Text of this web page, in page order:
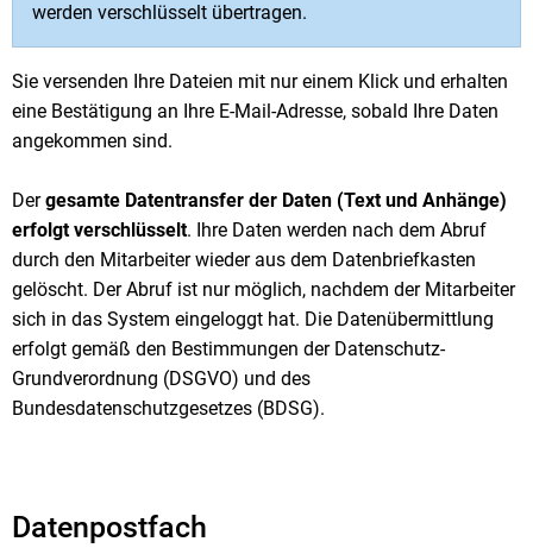
werden verschlüsselt übertragen.
Sie versenden Ihre Dateien mit nur einem Klick und erhalten
eine Bestätigung an Ihre E-Mail-Adresse, sobald Ihre Daten
angekommen sind.
Dergesamte Datentransfer der Daten (Text und Anhänge)
erfolgt verschlüsselt. Ihre Daten werden nach dem Abruf
durch den Mitarbeiter wieder aus dem Datenbriefkasten
gelöscht. Der Abruf ist nur möglich, nachdem der Mitarbeiter
sich in das System eingeloggt hat. Die Datenübermittlung
erfolgt gemäß den Bestimmungen der Datenschutz-
Grundverordnung (DSGVO) und des
Bundesdatenschutzgesetzes (BDSG).
Datenpostfach